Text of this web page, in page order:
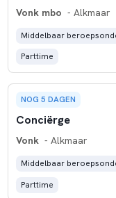
Vonk mbo - Alkmaar
Middelbaar
Parttime
NOG 5 DAGEN
Conciërge
Vonk - Alkmaar
Middelbaar
Parttime